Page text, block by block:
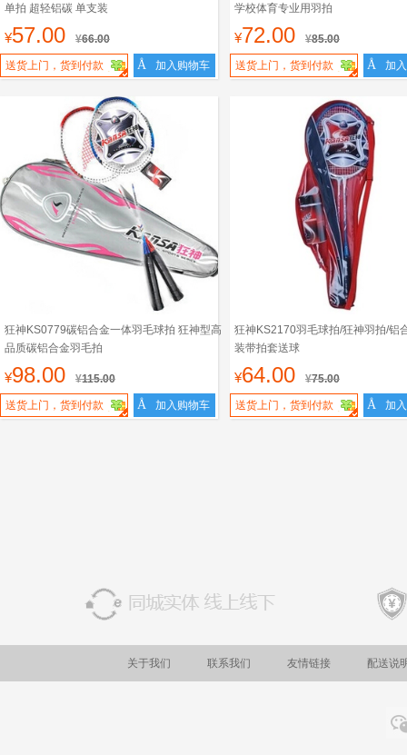
单拍 超轻铝碳 单支装
¥57.00 ¥66.00
送货上门，货到付款 Å 加入购物车
学校体育专业用羽拍
¥72.00 ¥85.00
送货上门，货到付款 Å 加
狂神KS0779碳铝合金一体羽毛球拍 狂神型高
品质碳铝合金羽毛拍
¥98.00 ¥115.00
送货上门，货到付款 Å 加入购物车
狂神KS2170羽毛球拍/狂神羽拍/铝
装带拍套送球
¥64.00 ¥75.00
送货上门，货到付款 Å 加
关于我们 联系我们 友情链接 配送说